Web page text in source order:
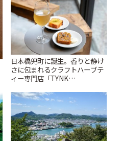
日本橋兜町に誕生。香りと静け
さに包まれるクラフトハーブテ
ィー専門店「TYNK